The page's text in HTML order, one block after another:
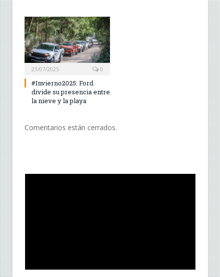
23/07/2025 0
#Invierno2025: Ford
divide su presencia entre
la nieve y la playa
Comentarios están cerrados.